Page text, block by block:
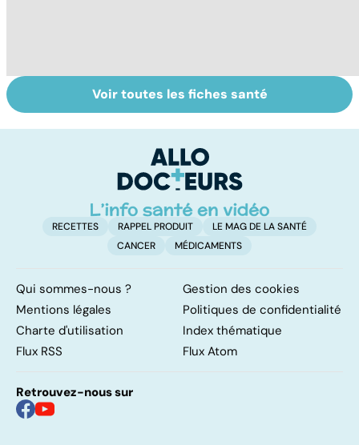
osseuse : des
La sciatique : un
symptôme
Voir toutes les fiches santé
RECETTES RAPPEL PRODUIT
LE MAG DE LA SANTÉ
CANCER
MÉDICAMENTS
Qui sommes-nous ?
Gestion des cookies
Mentions légales
Politiques de confidentialité
Charte d'utilisation
Index thématique
Flux RSS
Flux Atom
Retrouvez-nous sur